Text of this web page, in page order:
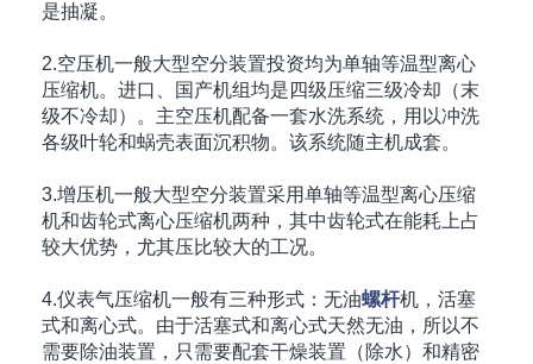
是抽凝。
2.空压机一般大型空分装置投资均为单轴等温型离心
压缩机。进口、国产机组均是四级压缩三级冷却（末
级不冷却）。主空压机配备一套水洗系统，用以冲洗
各级叶轮和蜗壳表面沉积物。该系统随主机成套。
3.增压机一般大型空分装置采用单轴等温型离心压缩
机和齿轮式离心压缩机两种，其中齿轮式在能耗上占
较大优势，尤其压比较大的工况。
4.仪表气压缩机一般有三种形式：无油螺杆机，活塞
式和离心式。由于活塞式和离心式天然无油，所以不
需要除油装置，只需要配套干燥装置（除水）和精密